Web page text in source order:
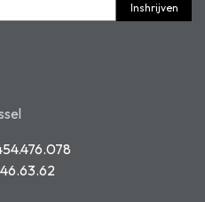
Inshrijven